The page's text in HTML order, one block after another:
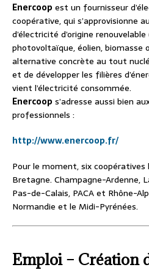
Enercoop est un fournisseur
coopérative, qui s’approvisionne
d’électricité d’origine
photovoltaïque, éolien, biomasse
alternative concrète au tout
et de développer les filières
vient l’électricité consommée.
Enercoop s’adresse aussi bien
professionnels :
http://www.enercoop.fr/
Pour le moment, six
Bretagne. Champagne-Ardenne,
Pas-de-Calais, PACA et Rhône-
Normandie et le Midi-Pyrénées.
Emploi – Création